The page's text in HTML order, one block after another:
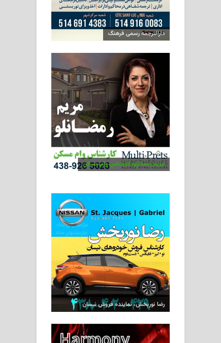
دارالترجمه رسمی فرهنگ
مریم رمضانلو، کارشناس وام مسکن
رضا نوربخش، نماینده فروش نیسان